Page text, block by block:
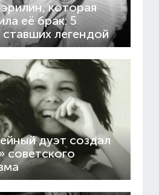
которая
её брак: 5
ставших легендой
дуэт создал
советского